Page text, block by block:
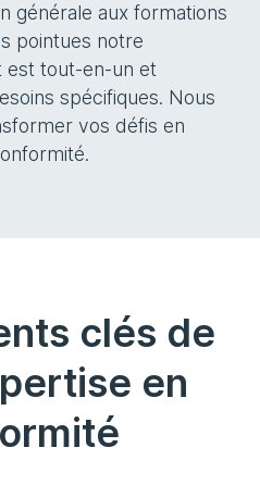
générale aux formations
pointues notre
est tout-en-un et
spécifiques. Nous
vos défis en
clés de
en